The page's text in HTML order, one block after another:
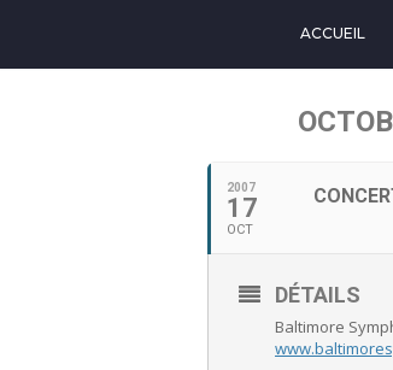
ACCUEIL
2007
17
OCT
DÉTAILS
Baltimore